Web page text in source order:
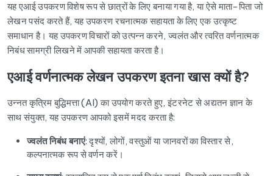
यह एआई उपकरण विशेष रूप से छात्रों के लिए बनाया गया है, या ऐसे माता-पिता जो
लेखन पसंद करते हैं, यह उपकरण रचनात्मक सहायता के लिए एक उत्कृष्ट
समाधान है। यह उपकरण विचारों को उत्पन्न करने, ज्वलंत और त्वरित वर्णनात्मक
निबंध सामग्री लिखने में आपकी सहायता करता है।
एआई वर्णनात्मक लेखन उपकरण इतना खास क्यों है?
उन्नत कृत्रिम बुद्धिमत्ता (AI) का उपयोग करते हुए, इंटरनेट से अद्यतन ज्ञान के
साथ संयुक्त, यह उपकरण आपको इसमें मदद करता है:
ज्वलंत निबंध बनाएं: दृश्यों, लोगों, वस्तुओं या जानवरों का विस्तार से,
कल्पनात्मक रूप से वर्णन करें।